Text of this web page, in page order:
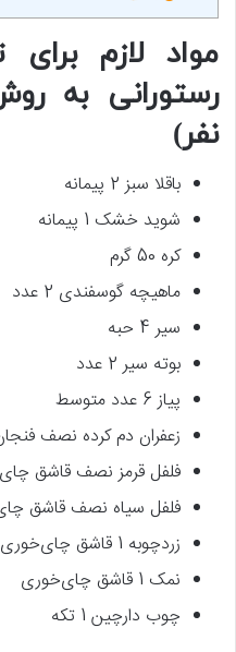
مواد لازم
نفر)
باقلا سبز 2 پیمانه
شوید خشک 1 پیمانه
کره 50 گرم
ماهیچه گوسفندی 2 عدد
سیر 4 حبه
بوته سیر 2 عدد
پیاز 6 عدد متوسط
زعفران دم کرده نصف
فلفل قرمز نصف قاشق
فلفل سیاه نصف قاشق
زردچوبه 1 قاشق چای‌خوری
نمک 1 قاشق چای‌خوری
چوب دارچین 1 تکه